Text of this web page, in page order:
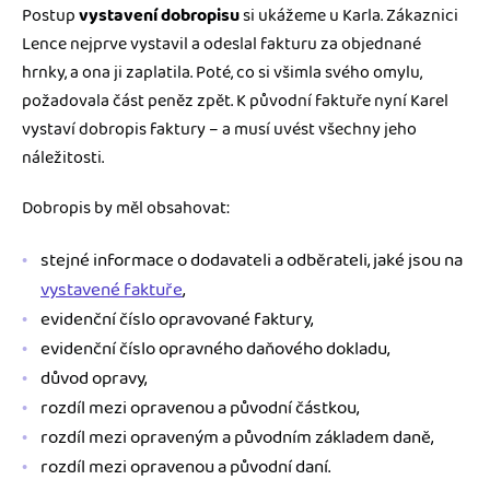
Postupvystavení dobropisusi ukážeme u Karla. Zákaznici
Lence nejprve vystavil a odeslal fakturu za objednané
hrnky, a ona ji zaplatila. Poté, co si všimla svého omylu,
požadovala část peněz zpět. K původní faktuře nyní Karel
vystaví dobropis faktury – a musí uvést všechny jeho
náležitosti.
Dobropis by měl obsahovat:
stejné informace o dodavateli a odběrateli, jaké jsou na
vystavené faktuře,
evidenční číslo opravované faktury,
evidenční číslo opravného daňového dokladu,
důvod opravy,
rozdíl mezi opravenou a původní částkou,
rozdíl mezi opraveným a původním základem daně,
rozdíl mezi opravenou a původní daní.